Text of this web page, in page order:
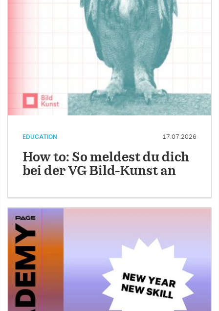
EDUCATION 17.07.2026
How to: So meldest du dich
bei der VG Bild-Kunst an